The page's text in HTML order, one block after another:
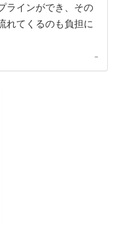
ラインができ、その
れてくるのも負担に
–